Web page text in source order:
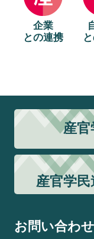
企業
との連携
産官
産官学
お問い合わせ